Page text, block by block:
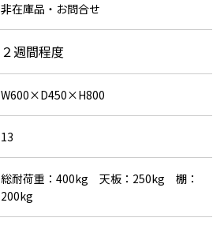
非在庫品・お問合せ
２週間程度
W600×D450×H800
13
総耐荷重：400kg 天板：250kg 棚：
200kg